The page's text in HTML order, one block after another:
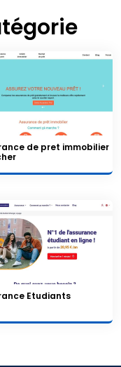
de pret immobilier
Etudiants